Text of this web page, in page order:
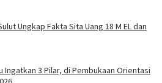
Ungkap Fakta Sita Uang 18 M EL dan
Ingatkan 3 Pilar, di Pembukaan Orientasi